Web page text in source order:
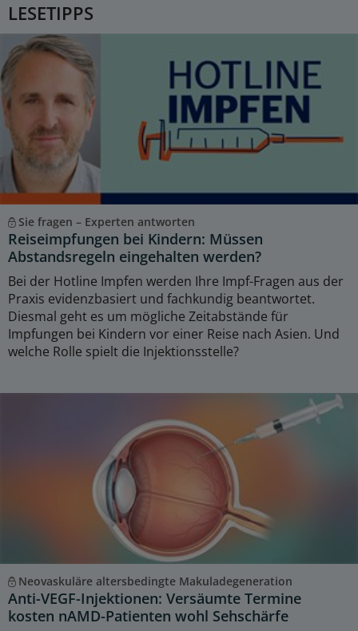
LESETIPPS
Sie fragen – Experten antworten
Reiseimpfungen bei Kindern: Müssen
Abstandsregeln eingehalten werden?
Bei der Hotline Impfen werden Ihre Impf-Fragen aus der
Praxis evidenzbasiert und fachkundig beantwortet.
Diesmal geht es um mögliche Zeitabstände für
Impfungen bei Kindern vor einer Reise nach Asien. Und
welche Rolle spielt die Injektionsstelle?
Neovaskuläre altersbedingte Makuladegeneration
Anti-VEGF-Injektionen: Versäumte Termine
kosten nAMD-Patienten wohl Sehschärfe